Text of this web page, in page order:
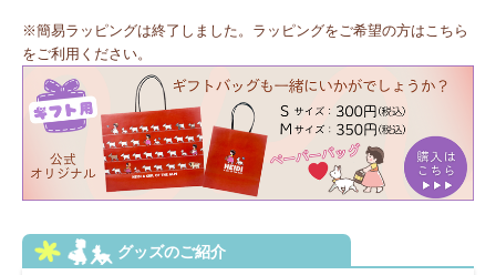
※簡易ラッピングは終了しました。ラッピングをご希望の方はこちら
をご利用ください。